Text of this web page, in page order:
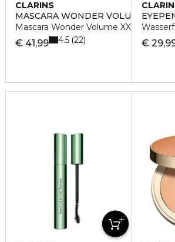
CLARINS
MASCARA WONDER VOLUME
Mascara Wonder Volume XXL
€ 41,99 4.5 22 €